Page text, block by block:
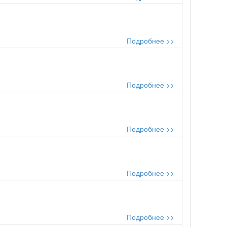
Подробнее >>
Подробнее >>
Подробнее >>
Подробнее >>
Подробнее >>